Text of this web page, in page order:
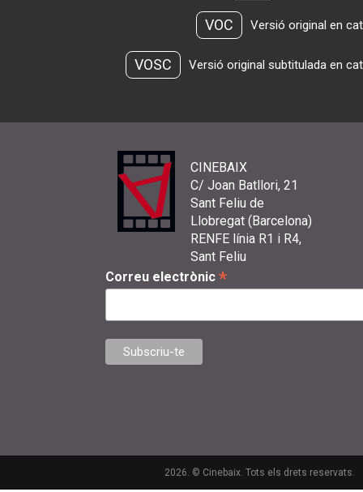
VOC Versió original en
VOSC Versió original subtitulada en
CINEBAIX
C/ Joan Batllori, 21
Sant Feliu de
Llobregat (Barcelona)
RENFE línia R1 i R4,
Sant Feliu
Correu electrònic *
2026. © Cinebaix. Tots els drets reservats.